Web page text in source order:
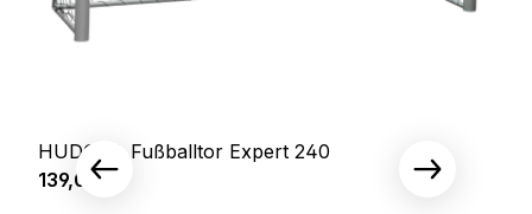
HUDORA Fußballtor Expert 240
Regulärer Preis:
139,00 €